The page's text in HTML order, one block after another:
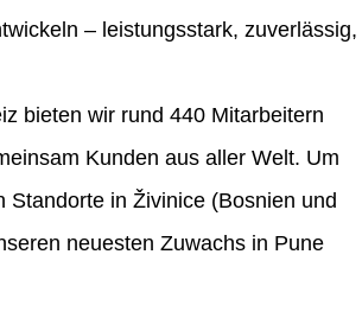
– leistungsstark, zuverlässig,
bieten wir rund 440 Mitarbeitern
Kunden aus aller Welt. Um
in Živinice (Bosnien und
neuesten Zuwachs in Pune